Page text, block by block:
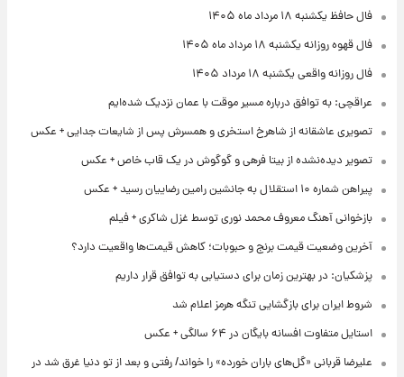
فال حافظ یکشنبه ۱۸ مرداد ماه ۱۴۰۵
فال قهوه روزانه یکشنبه ۱۸ مرداد ماه ۱۴۰۵
فال روزانه واقعی یکشنبه ۱۸ مرداد ۱۴۰۵
عراقچی: به توافق درباره مسیر موقت با عمان نزدیک شده‌ایم
تصویری عاشقانه از شاهرخ استخری و همسرش پس از شایعات جدایی + عکس
تصویر دیده‌نشده از بیتا فرهی و گوگوش در یک قاب خاص + عکس
پیراهن شماره ۱۰ استقلال به جانشین رامین رضاییان رسید + عکس
بازخوانی آهنگ معروف محمد نوری توسط غزل شاکری + فیلم
آخرین وضعیت قیمت برنج و حبوبات؛ کاهش قیمت‌ها واقعیت دارد؟
پزشکیان: در بهترین زمان برای دستیابی به توافق قرار داریم
شروط ایران برای بازگشایی تنگه هرمز اعلام شد
استایل متفاوت افسانه بایگان در ۶۴ سالگی + عکس
علیرضا قربانی «گل‌های باران خورده» را خواند/ رفتی و بعد از تو دنیا غرق شد در